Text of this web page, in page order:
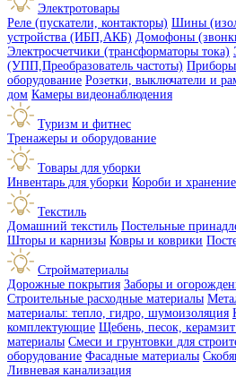
Электротовары
Реле (пускатели, контакторы) Шины
устройства (ИБП,АКБ) Домофоны
Электросчетчики (трансформаторы тока)
(УПП,Преобразователь частоты) Приборы
оборудование Розетки, выключатели и
дом Камеры видеонаблюдения
Туризм и фитнес
Тренажеры и оборудование
Товары для уборки
Инвентарь для уборки Короби и
Текстиль
Домашний текстиль Постельные
Шторы и карнизы Ковры и коврики
Стройматериалы
Дорожные покрытия Заборы и
Строительные расходные материалы
материалы: тепло, гидро, шумоизоляция
комплектующие Щебень, песок,
материалы Смеси и грунтовки для
оборудование Фасадные материалы
Ливневая канализация